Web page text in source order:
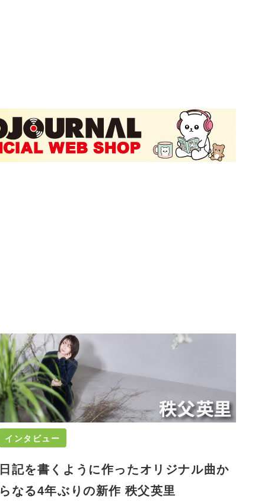
インタビュー
日記を書くように作ったオリジナル曲か
らなる4年ぶりの新作 秩父英里